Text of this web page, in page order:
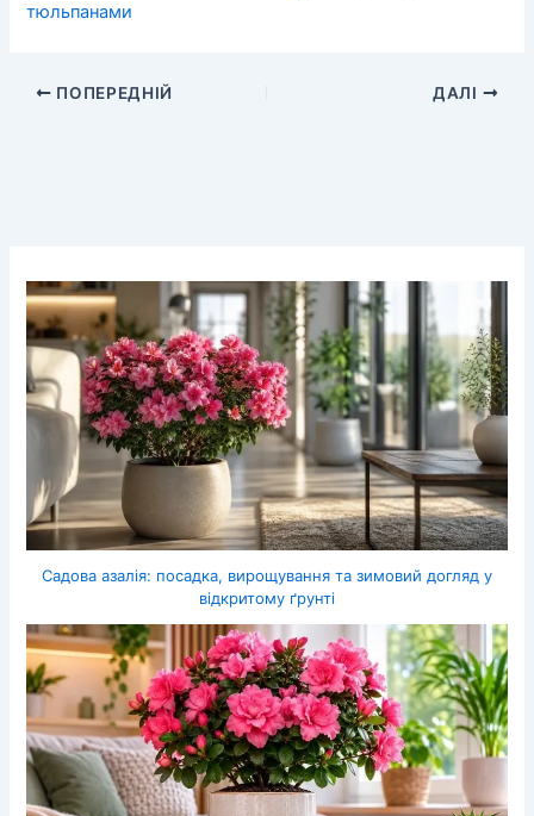
тюльпанами
ПОПЕРЕДНІЙ ДАЛІ
Садова азалія: посадка, вирощування та зимовий догляд у
відкритому ґрунті